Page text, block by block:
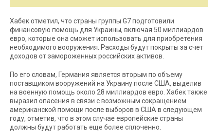
Хабек отметил, что страны группы G7 подготовили
финансовую помощь для Украины, включая 50 миллиардов
евро, которые она сможет использовать для приобретения
необходимого вооружения. Расходы будут покрыты за счет
доходов от замороженных российских активов.
По его словам, Германия является вторым по объему
поставщиком вооружений на Украину после США, выделив
на военную помощь около 28 миллиардов евро. Хабек также
выразил опасения в связи с возможным сокращением
американской помощи после выборов в США в следующем
году, отметив, что в этом случае европейские страны
должны будут работать еще более сплоченно.